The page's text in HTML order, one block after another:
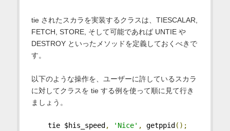
tie されたスカラを実装するクラスは、TIESCALAR,
FETCH, STORE, そして可能であれば UNTIE や
DESTROY といったメソッドを定義しておくべきで
す。
以下のような操作を、ユーザーに許しているスカラ
に対してクラスを tie する例を使って順に見て行き
ましょう。
tie $his_speed , 'Nice' , getppid ();